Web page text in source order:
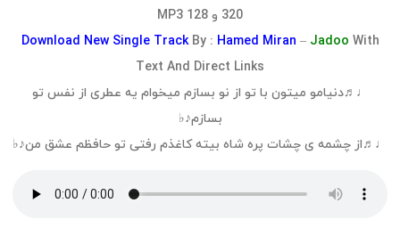
320 و 128 MP3
Download New Single Track By : Hamed Miran – Jadoo With
Text And Direct Links
♩♬دنیامو میتون با تو از نو بسازم میخوام یه عطری از نفس تو
بسازم♪♭
♩♬از چشمه ی چشات پره شاه بیته کاغذم رفتی تو حافظم عشق من♪♭